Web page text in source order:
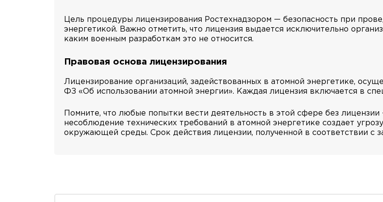
Цель процедуры лицензирования Ростехнадзором — безопасность при
энергетикой. Важно отметить, что лицензия выдается исключительно
каким военным разработкам это не относится.
Правовая основа лицензирования
Лицензирование организаций, задействованных в атомной энергетике,
ФЗ «Об использовании атомной энергии». Каждая лицензия включается в
Помните, что любые попытки вести деятельность в этой сфере без
несоблюдение технических требований в атомной энергетике создает
окружающей среды. Срок действия лицензии, полученной в соответствии с